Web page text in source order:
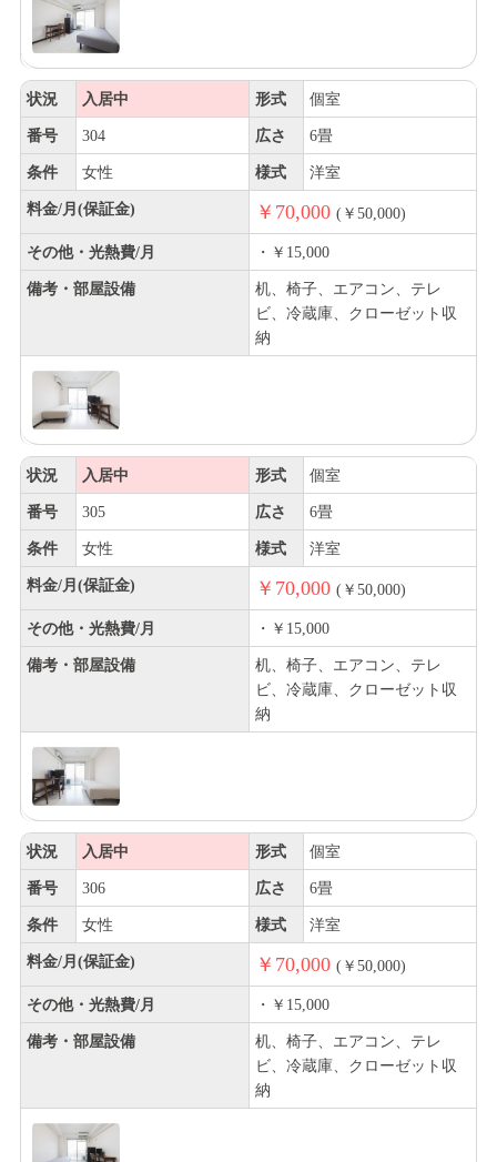
状況 入居中 形式 個室
番号 304 広さ 6畳
条件 女性 様式 洋室
料金/月(保証金) ￥70,000 (￥50,000)
その他・光熱費/月 ・￥15,000
備考・部屋設備
机、椅子、エアコン、テレ
ビ、冷蔵庫、クローゼット収
納
状況 入居中 形式 個室
番号 305 広さ 6畳
条件 女性 様式 洋室
料金/月(保証金) ￥70,000 (￥50,000)
その他・光熱費/月 ・￥15,000
備考・部屋設備
机、椅子、エアコン、テレ
ビ、冷蔵庫、クローゼット収
納
状況 入居中 形式 個室
番号 306 広さ 6畳
条件 女性 様式 洋室
料金/月(保証金) ￥70,000 (￥50,000)
その他・光熱費/月 ・￥15,000
備考・部屋設備
机、椅子、エアコン、テレ
ビ、冷蔵庫、クローゼット収
納